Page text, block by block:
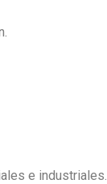
e industriales.